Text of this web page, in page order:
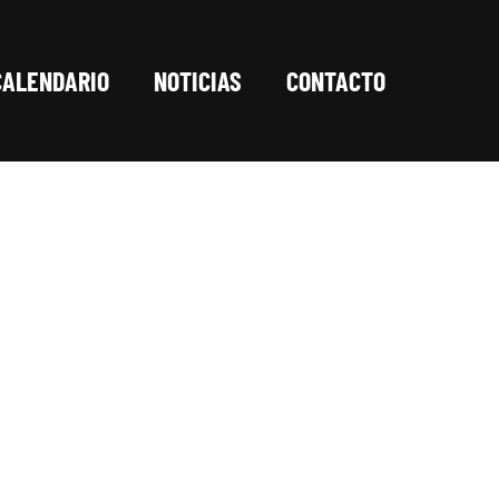
NOTICIAS CONTACTO